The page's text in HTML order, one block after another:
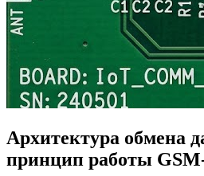
Архитектура обмена
принцип работы